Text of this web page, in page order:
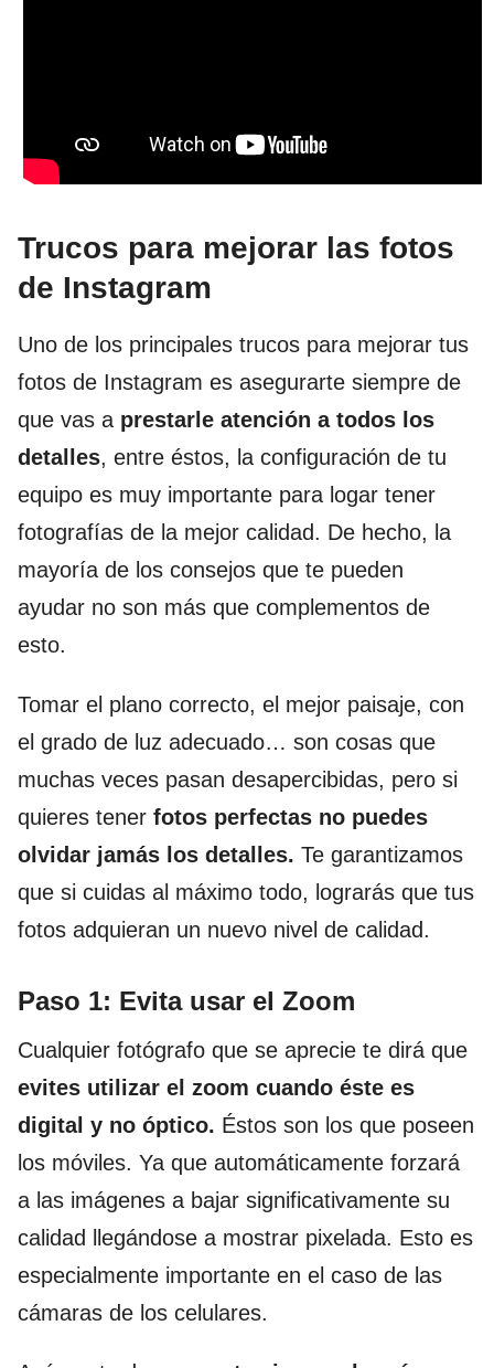
Trucos para mejorar las fotos
de Instagram
Uno de los principales trucos para mejorar tus
fotos de Instagram es asegurarte siempre de
que vas a prestarle atención a todos los
detalles, entre éstos, la configuración de tu
equipo es muy importante para logar tener
fotografías de la mejor calidad. De hecho, la
mayoría de los consejos que te pueden
ayudar no son más que complementos de
esto.
Tomar el plano correcto, el mejor paisaje, con
el grado de luz adecuado… son cosas que
muchas veces pasan desapercibidas, pero si
quieres tener fotos perfectas no puedes
olvidar jamás los detalles. Te garantizamos
que si cuidas al máximo todo, lograrás que tus
fotos adquieran un nuevo nivel de calidad.
Paso 1: Evita usar el Zoom
Cualquier fotógrafo que se aprecie te dirá que
evites utilizar el zoom cuando éste es
digital y no óptico. Éstos son los que poseen
los móviles. Ya que automáticamente forzará
a las imágenes a bajar significativamente su
calidad llegándose a mostrar pixelada. Esto es
especialmente importante en el caso de las
cámaras de los celulares.